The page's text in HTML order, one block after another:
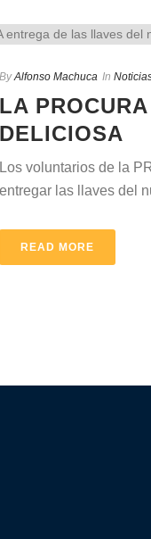
By Alfonso Machuca In
LA
DELICIOSA
Los voluntarios de la
entregar las llaves del
READ MORE